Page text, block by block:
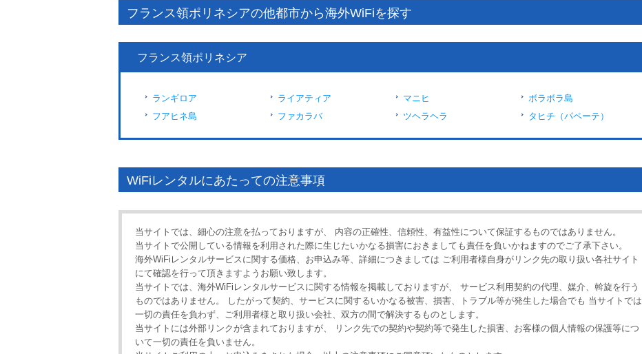
フランス領ポリネシアの他都市から海外WiFiを探す
フランス領ポリネシア
ランギロア ライアティア マニヒ
ボラボラ島
フアヒネ島
ファカラバ ツヘラヘラ タヒチ（パペーテ）
WiFiレンタルにあたっての注意事項
当サイトでは、細心の注意を払っておりますが、 内容の正確性、信頼性、有益性について保証するものではありません。
当サイトで公開している情報を利用された際に生じたいかなる損害におきましても責任を負いかねますのでご了承下さい。
海外WiFiレンタルサービスに関する価格、お申込み等、詳細につきましては ご利用者様自身がリンク先の取り扱い各社サイト
にて確認を行って頂きますようお願い致します。
当サイトでは、海外WiFiレンタルサービスに関する情報を掲載しておりますが、 サービス利用契約の代理、媒介、斡旋を行う
ものではありません。 したがって契約、サービスに関するいかなる被害、損害、トラブル等が発生した場合でも 当サイトでは
一切の責任を負わず、ご利用者様と取り扱い会社、双方の間で解決するものとします。
当サイトには外部リンクが含まれておりますが、 リンク先での契約や契約等で発生した損害、お客様の個人情報の保護等につ
いて一切の責任を負いません。